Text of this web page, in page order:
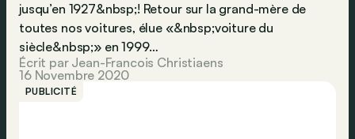
jusqu’en 1927&nbsp;! Retour sur la grand-mère de
toutes nos voitures, élue «&nbsp;voiture du
siècle&nbsp;» en 1999…
Écrit par Jean-Francois Christiaens
16 Novembre 2020
PUBLICITÉ